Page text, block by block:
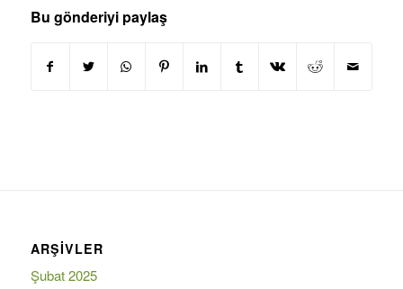
Bu gönderiyi paylaş
ARŞIVLER
Şubat 2025